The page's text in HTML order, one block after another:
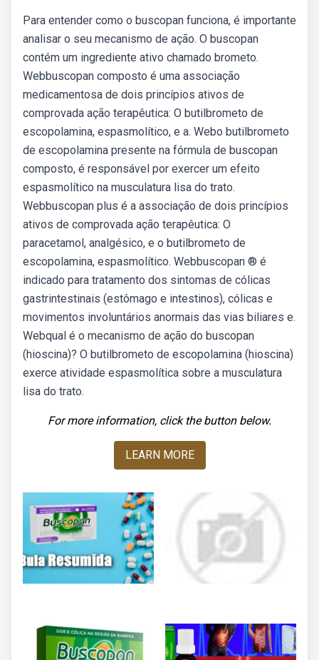
Para entender como o buscopan funciona, é importante
analisar o seu mecanismo de ação. O buscopan
contém um ingrediente ativo chamado brometo.
Webbuscopan composto é uma associação
medicamentosa de dois princípios ativos de
comprovada ação terapêutica: O butilbrometo de
escopolamina, espasmolítico, e a. Webo butilbrometo
de escopolamina presente na fórmula de buscopan
composto, é responsável por exercer um efeito
espasmolítico na musculatura lisa do trato.
Webbuscopan plus é a associação de dois princípios
ativos de comprovada ação terapêutica: O
paracetamol, analgésico, e o butilbrometo de
escopolamina, espasmolítico. Webbuscopan ® é
indicado para tratamento dos sintomas de cólicas
gastrintestinais (estômago e intestinos), cólicas e
movimentos involuntários anormais das vias biliares e.
Webqual é o mecanismo de ação do buscopan
(hioscina)? O butilbrometo de escopolamina (hioscina)
exerce atividade espasmolítica sobre a musculatura
lisa do trato.
For more information, click the button below.
LEARN MORE